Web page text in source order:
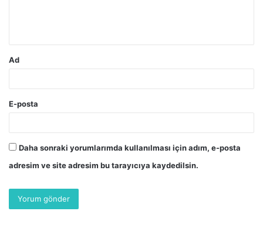
Ad
E-posta
Daha sonraki yorumlarımda kullanılması için adım, e-posta
adresim ve site adresim bu tarayıcıya kaydedilsin.